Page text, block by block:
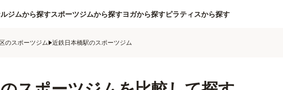
ジムから探すスポーツジムから探すヨガから探すピラティスから探す
のスポーツジム 近鉄日本橋駅のスポーツジム